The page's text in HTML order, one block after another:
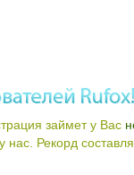
займет у Вас
нас. Рекорд